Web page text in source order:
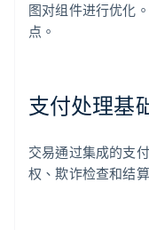
图对组件进行优化
点。
支付处理基
交易通过集成的支
权、欺诈检查和结算